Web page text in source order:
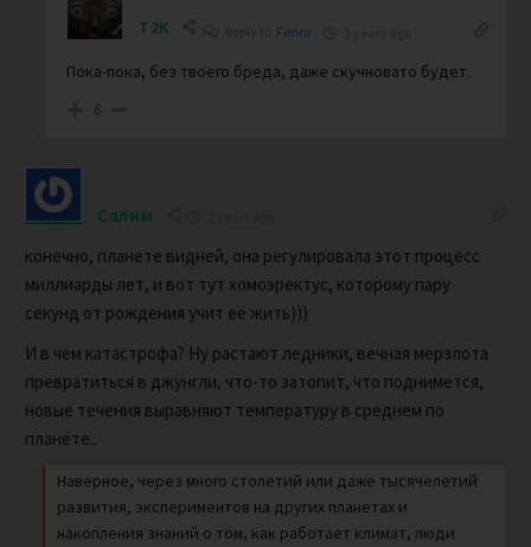
T2K Fenrir
Пока-пока, без твоего бреда, даже скучновато будет.
6
Салим
конечно, планете видней, она регулировала этот процесс
миллиарды лет, и вот тут хомоэректус, которому пару
секунд от рождения учит её жить)))
И в чём катастрофа? Ну растают ледники, вечная мерзлота
превратиться в джунгли, что-то затопит, что поднимется,
новые течения выравняют температуру в среднем по
планете..
Наверное, через много столетий или даже тысячелетий
развития, экспериментов на других планетах и
накопления знаний о том, как работает климат, люди